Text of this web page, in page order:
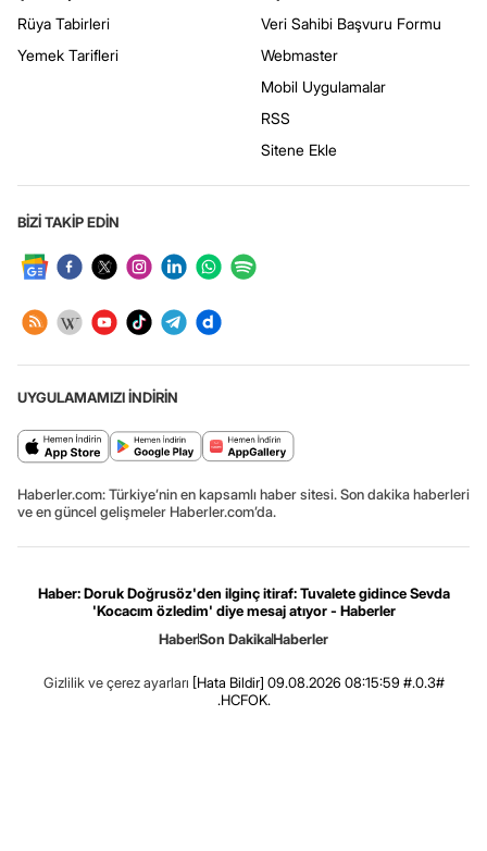
Rüya Tabirleri
Yemek Tarifleri
Veri Sahibi Başvuru Formu
Webmaster
Mobil Uygulamalar
RSS
Sitene Ekle
BİZİ TAKİP EDİN
UYGULAMAMIZI İNDİRİN
Haberler.com: Türkiye’nin en kapsamlı haber sitesi. Son dakika haberleri
ve en güncel gelişmeler Haberler.com’da.
Haber: Doruk Doğrusöz'den ilginç itiraf: Tuvalete gidince Sevda
'Kocacım özledim' diye mesaj atıyor - Haberler
HaberSon DakikaHaberler
Gizlilik ve çerez ayarları [Hata Bildir] 09.08.2026 08:15:59 #.0.3#
.HCFOK.